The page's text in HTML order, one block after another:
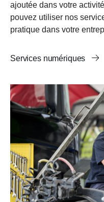
ajoutée dans votre
pouvez utiliser nos
pratique dans votre
Services numériques